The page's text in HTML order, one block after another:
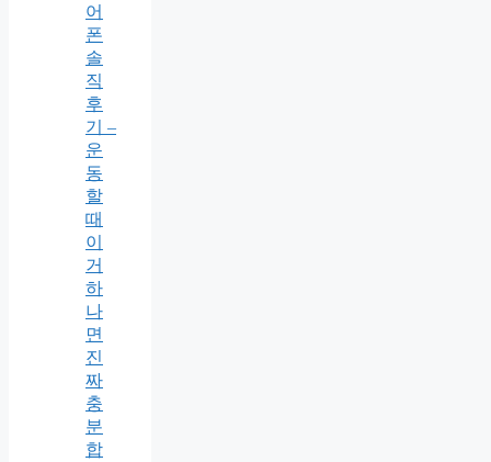
어
폰
솔
직
후
기 –
운
동
할
때
이
거
하
나
면
진
짜
충
분
합